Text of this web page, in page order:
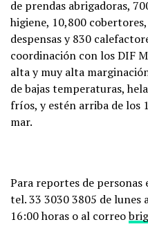
de prendas abrigadoras,
higiene, 10,800
despensas y 830
coordinación con los DIF
alta y muy alta
de bajas temperaturas,
fríos, y estén arriba de los
mar.
Para reportes de
tel. 33 3030 3805 de lunes
16:00 horas o al correo